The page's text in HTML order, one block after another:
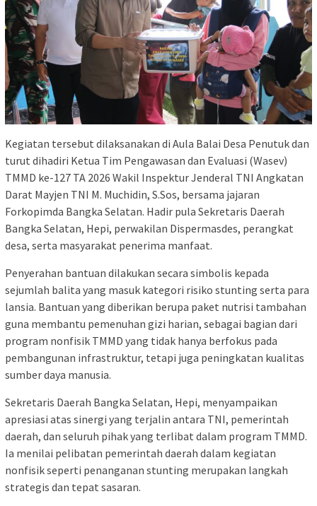
Kegiatan tersebut dilaksanakan di Aula Balai Desa Penutuk dan
turut dihadiri Ketua Tim Pengawasan dan Evaluasi (Wasev)
TMMD ke-127 TA 2026 Wakil Inspektur Jenderal TNI Angkatan
Darat Mayjen TNI M. Muchidin, S.Sos, bersama jajaran
Forkopimda Bangka Selatan. Hadir pula Sekretaris Daerah
Bangka Selatan, Hepi, perwakilan Dispermasdes, perangkat
desa, serta masyarakat penerima manfaat.
Penyerahan bantuan dilakukan secara simbolis kepada
sejumlah balita yang masuk kategori risiko stunting serta para
lansia. Bantuan yang diberikan berupa paket nutrisi tambahan
guna membantu pemenuhan gizi harian, sebagai bagian dari
program nonfisik TMMD yang tidak hanya berfokus pada
pembangunan infrastruktur, tetapi juga peningkatan kualitas
sumber daya manusia.
Sekretaris Daerah Bangka Selatan, Hepi, menyampaikan
apresiasi atas sinergi yang terjalin antara TNI, pemerintah
daerah, dan seluruh pihak yang terlibat dalam program TMMD.
Ia menilai pelibatan pemerintah daerah dalam kegiatan
nonfisik seperti penanganan stunting merupakan langkah
strategis dan tepat sasaran.